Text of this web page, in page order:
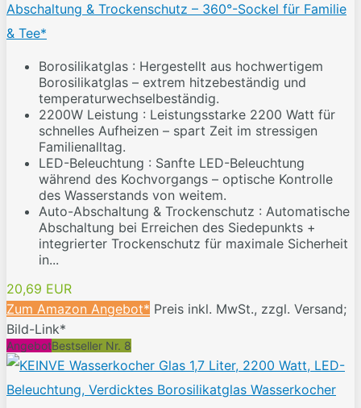
Abschaltung & Trockenschutz – 360°-Sockel für Familie
& Tee*
Borosilikatglas : Hergestellt aus hochwertigem
Borosilikatglas – extrem hitzebeständig und
temperaturwechselbeständig.
2200W Leistung : Leistungsstarke 2200 Watt für
schnelles Aufheizen – spart Zeit im stressigen
Familienalltag.
LED-Beleuchtung : Sanfte LED-Beleuchtung
während des Kochvorgangs – optische Kontrolle
des Wasserstands von weitem.
Auto-Abschaltung & Trockenschutz : Automatische
Abschaltung bei Erreichen des Siedepunkts +
integrierter Trockenschutz für maximale Sicherheit
in...
20,69 EUR
Zum Amazon Angebot* Preis inkl. MwSt., zzgl. Versand;
Bild-Link*
AngebotBestseller Nr. 8